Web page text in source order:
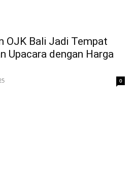
OJK Bali Jadi Tempat
Upacara dengan Harga
0